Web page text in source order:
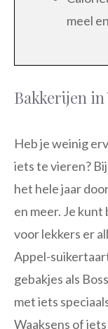
meel
Bakkerijen in
Heb je weinig
iets te vieren?
het hele jaar
en meer. Je
voor lekkers er
Appel-
gebakjes als
met iets
Waaksens of